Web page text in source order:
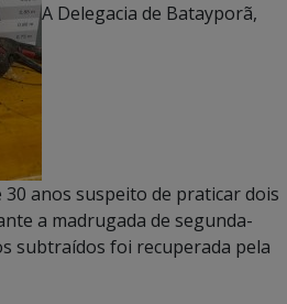
A Delegacia de Batayporã,
anos suspeito de praticar dois
a madrugada de segunda-
subtraídos foi recuperada pela